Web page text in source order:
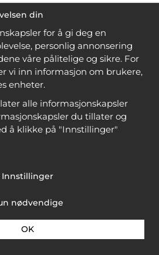
din
for å gi deg en
personlig annonsering
våre pålitelige og sikre. For
vi inn informasjon om brukere,
enheter.
alle informasjonskapsler
du tillater og
å klikke på "Innstillinger"
Innstillinger
nødvendige
OK